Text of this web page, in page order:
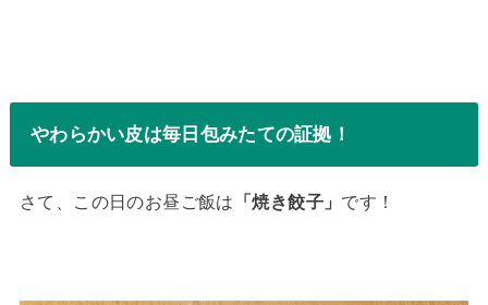
やわらかい皮は毎日包みたての証拠！
さて、この日のお昼ご飯は 「焼き餃子」 です！